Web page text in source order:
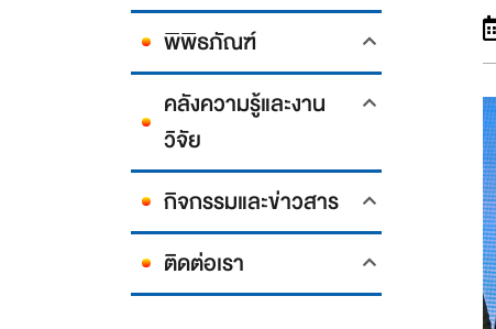
พิพิธภัณฑ์
คลังความรู้และงาน
วิจัย
กิจกรรมและข่าวสาร
ติดต่อเรา